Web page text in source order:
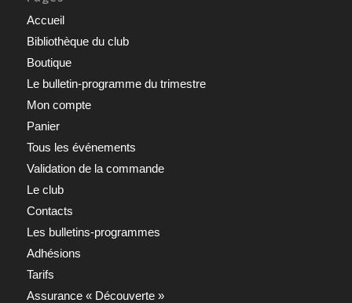
Accueil
Bibliothèque du club
Boutique
Le bulletin-programme du trimestre
Mon compte
Panier
Tous les événements
Validation de la commande
Le club
Contacts
Les bulletins-programmes
Adhésions
Tarifs
Assurance « Découverte »